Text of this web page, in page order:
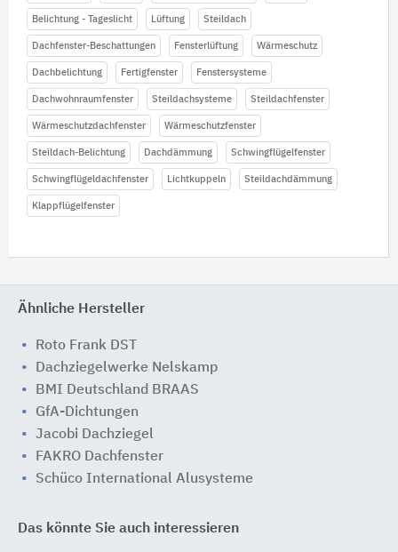
Belichtung - Tageslicht Lüftung Steildach
Dachfenster-Beschattungen Fensterlüftung Wärmeschutz
Dachbelichtung Fertigfenster Fenstersysteme
Dachwohnraumfenster Steildachsysteme Steildachfenster
Wärmeschutzdachfenster Wärmeschutzfenster
Steildach-Belichtung Dachdämmung Schwingflügelfenster
Schwingflügeldachfenster Lichtkuppeln Steildachdämmung
Klappflügelfenster
Ähnliche Hersteller
Roto Frank DST
Dachziegelwerke Nelskamp
BMI Deutschland BRAAS
GfA-Dichtungen
Jacobi Dachziegel
FAKRO Dachfenster
Schüco International Alusysteme
Das könnte Sie auch interessieren